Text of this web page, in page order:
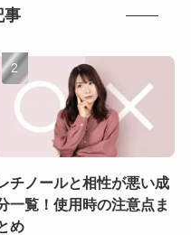
事
チノールと相性が悪い成
一覧！使用時の注意点ま
め